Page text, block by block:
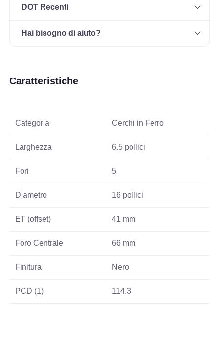
DOT Recenti
Hai bisogno di aiuto?
Caratteristiche
Categoria Cerchi in Ferro
Larghezza 6.5 pollici
Fori 5
Diametro 16 pollici
ET (offset) 41 mm
Foro Centrale 66 mm
Finitura Nero
PCD (1) 114.3